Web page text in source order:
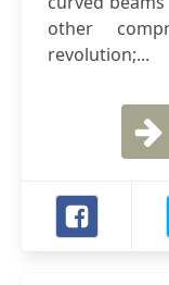
other
revolution;...